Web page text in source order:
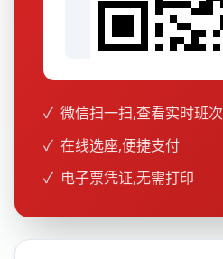
✓ 微信扫一扫,查看实时班次
✓ 在线选座,便捷支付
✓ 电子票凭证,无需打印